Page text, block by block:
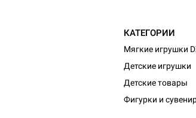
КАТЕГОРИИ
Мягкие игрушки
Детские игрушки
Детские товары
Фигурки и
Настольная игра Hobby World Монстры